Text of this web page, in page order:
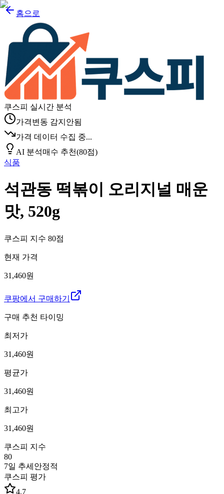
홈으로
쿠스피 실시간 분석
가격변동 감지안됨
가격 데이터 수집 중...
AI 분석매수 추천(80점)
식품
석관동 떡볶이 오리지널 매운
맛, 520g
쿠스피 지수 80점
현재 가격
31,460원
쿠팡에서 구매하기
구매 추천 타이밍
최저가
31,460원
평균가
31,460원
최고가
31,460원
쿠스피 지수
80
7일 추세 안정적
쿠스피 평가
4.7